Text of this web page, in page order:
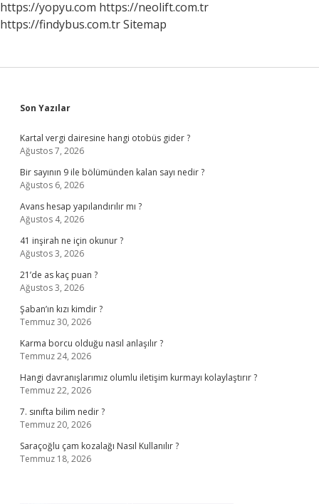
https://yopyu.com https://neolift.com.tr
https://findybus.com.trSitemap
Sidebar
Son Yazılar
Kartal vergi dairesine hangi otobüs gider ?
Ağustos 7, 2026
Bir sayının 9 ile bölümünden kalan sayı nedir ?
Ağustos 6, 2026
Avans hesap yapılandırılır mı ?
Ağustos 4, 2026
41 inşirah ne için okunur ?
Ağustos 3, 2026
21’de as kaç puan ?
Ağustos 3, 2026
Şaban’ın kızı kimdir ?
Temmuz 30, 2026
Karma borcu olduğu nasıl anlaşılır ?
Temmuz 24, 2026
Hangi davranışlarımız olumlu iletişim kurmayı kolaylaştırır ?
Temmuz 22, 2026
7. sınıfta bilim nedir ?
Temmuz 20, 2026
Saraçoğlu çam kozalağı Nasıl Kullanılır ?
Temmuz 18, 2026